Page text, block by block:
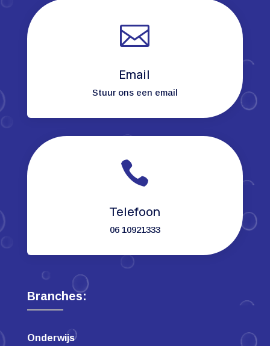

Email
Stuur ons een email

Telefoon
06 10921333
Branches:
Onderwijs